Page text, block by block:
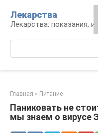
контенту
Лекарства
Лекарства: показания,
Главная » Питание
Паниковать не
мы знаем о вирусе